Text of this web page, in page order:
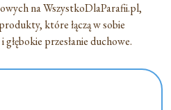
na WszystkoDlaParafii.pl,
które łączą w sobie
przesłanie duchowe.